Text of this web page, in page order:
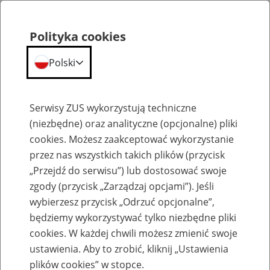
Szkolenia
Zaproś ZUS do siebie: Aktywni 50+
Polityka cookies
Polski
Serwisy ZUS wykorzystują techniczne
(niezbędne) oraz analityczne (opcjonalne) pliki
cookies. Możesz zaakceptować wykorzystanie
przez nas wszystkich takich plików (przycisk
„Przejdź do serwisu”) lub dostosować swoje
zgody (przycisk „Zarządzaj opcjami”). Jeśli
wybierzesz przycisk „Odrzuć opcjonalne”,
będziemy wykorzystywać tylko niezbędne pliki
cookies. W każdej chwili możesz zmienić swoje
ustawienia. Aby to zrobić, kliknij „Ustawienia
plików cookies” w stopce.